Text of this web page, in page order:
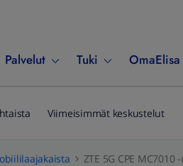
Palvelut Tuki OmaElisa
Viimeisimmät keskustelut
ZTE 5G CPE